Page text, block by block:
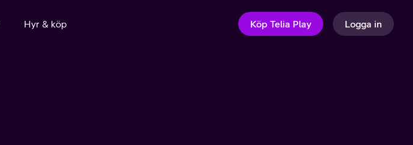
Hyr & köp Köp Telia Play Logga in